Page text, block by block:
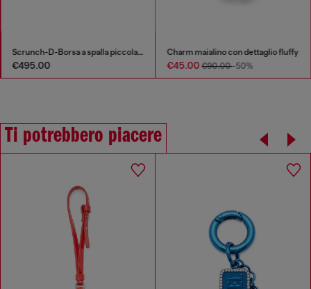
Scrunch-D-Borsa a spalla piccola arricciata in pelle lucida
€495.00
Charm maialino con dettaglio fluffy
€45.00€90.00-50%
Ti potrebbero piacere